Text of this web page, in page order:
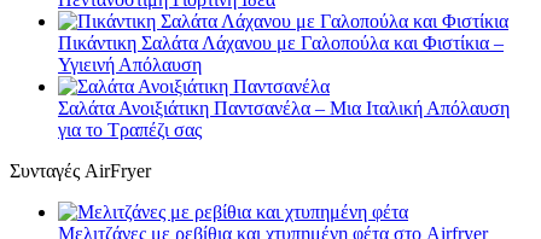
Πικάντικη Σαλάτα Λάχανου με Γαλοπούλα και Φιστίκια –
Υγιεινή Απόλαυση
Σαλάτα Ανοιξιάτικη Παντσανέλα – Μια Ιταλική Απόλαυση
για το Τραπέζι σας
Συνταγές AirFryer
Μελιτζάνες με ρεβίθια και χτυπημένη φέτα στο Airfryer